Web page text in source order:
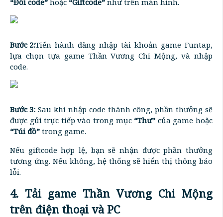
Bước 2:Tiến hành đăng nhập tài khoản game Funtap,
lựa chọn tựa game Thần Vương Chi Mộng, và nhập
code.
Bước 3: Sau khi nhập code thành công, phần thưởng sẽ
được gửi trực tiếp vào trong mục “Thư” của game hoặc
“Túi đồ” trong game.
Nếu giftcode hợp lệ, bạn sẽ nhận được phần thưởng
tương ứng. Nếu không, hệ thống sẽ hiển thị thông báo
lỗi.
4. Tải game Thần Vương Chi Mộng
trên điện thoại và PC